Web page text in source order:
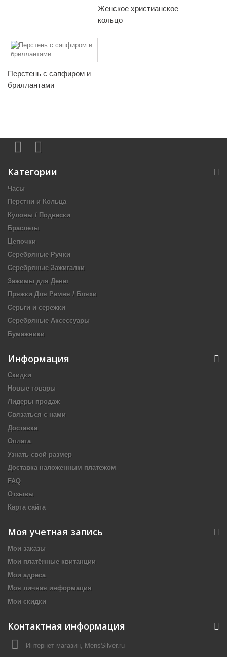
Женское христианское
кольцо
Перстень с сапфиром и
бриллантами
Категории
Часы
Перстни и Кольца
Кулоны / Подвески
Браслеты
Цепочки
Серебряные Ручки
Серебряные Зажигалки
Зажимы для Денег
Пряжки Для Ремня / Бляхи
Серьги и сережки
Серебряные Аксессуары
Бумажники
Информация
Скидки
Новые товары
Лидеры продаж
Связаться с нами
Доставка
Оплата
Узнать свой размер
Доставка наложенным платежом
FAQ
Отзывы
Карта сайта
Моя учетная запись
Мои заказы
Мои платёжные квитанции
Мои адреса
Моя личная информация
Мои скидки
Контактная информация
Интернет-магазин, MensSilver.ru